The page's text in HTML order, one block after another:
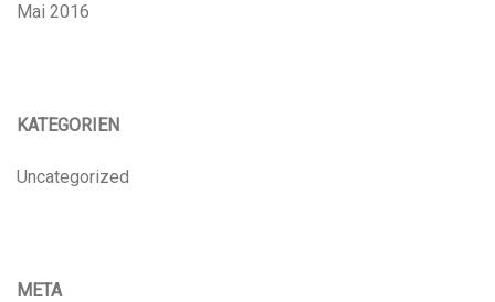
Mai 2016
KATEGORIEN
Uncategorized
META